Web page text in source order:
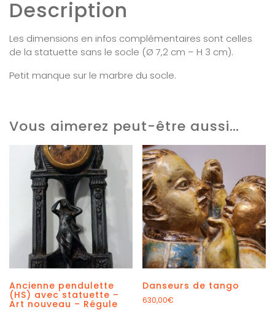
Description
Les dimensions en infos complémentaires sont celles
de la statuette sans le socle (Ø 7,2 cm – H 3 cm).
Petit manque sur le marbre du socle.
Vous aimerez peut-être aussi…
Ancienne pendulette
(HS) avec statuette –
Art nouveau – Régule
Danseurs de tango
630,00€